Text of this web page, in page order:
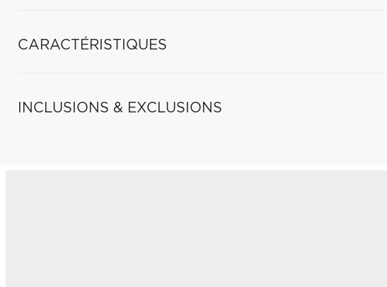
CARACTÉRISTIQUES
INCLUSIONS & EXCLUSIONS